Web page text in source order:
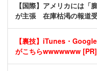
【国際】アメリカには「
が主張 在庫枯渇の報道
【裏技】iTunes・
がこちらwwwwwww [PR]